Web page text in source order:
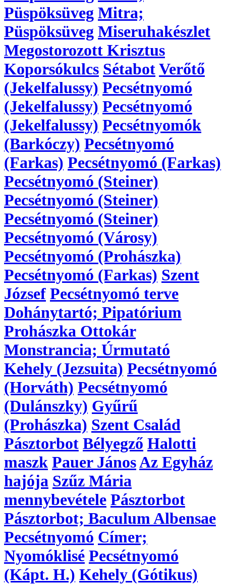
Püspöksüveg Mitra;
Püspöksüveg Miseruhakészlet
Megostorozott Krisztus
Koporsókulcs SétabotVerőtő
(Jekelfalussy) Pecsétnyomó
(Jekelfalussy) Pecsétnyomó
(Jekelfalussy) Pecsétnyomók
(Barkóczy) Pecsétnyomó
(Farkas) Pecsétnyomó (Farkas)
Pecsétnyomó (Steiner)
Pecsétnyomó (Steiner)
Pecsétnyomó (Steiner)
Pecsétnyomó (Városy)
Pecsétnyomó (Prohászka)
Pecsétnyomó (Farkas) Szent
József Pecsétnyomó terve
Dohánytartó; Pipatórium
Prohászka Ottokár
Monstrancia; Úrmutató
Kehely (Jezsuita) Pecsétnyomó
(Horváth) Pecsétnyomó
(Dulánszky) Gyűrű
(Prohászka) Szent Család
Pásztorbot Bélyegző Halotti
maszk Pauer JánosAz Egyház
hajója Szűz Mária
mennybevétele Pásztorbot
Pásztorbot; Baculum Albensae
Pecsétnyomó Címer;
Nyomóklisé Pecsétnyomó
(Kápt. H.) Kehely (Gótikus)